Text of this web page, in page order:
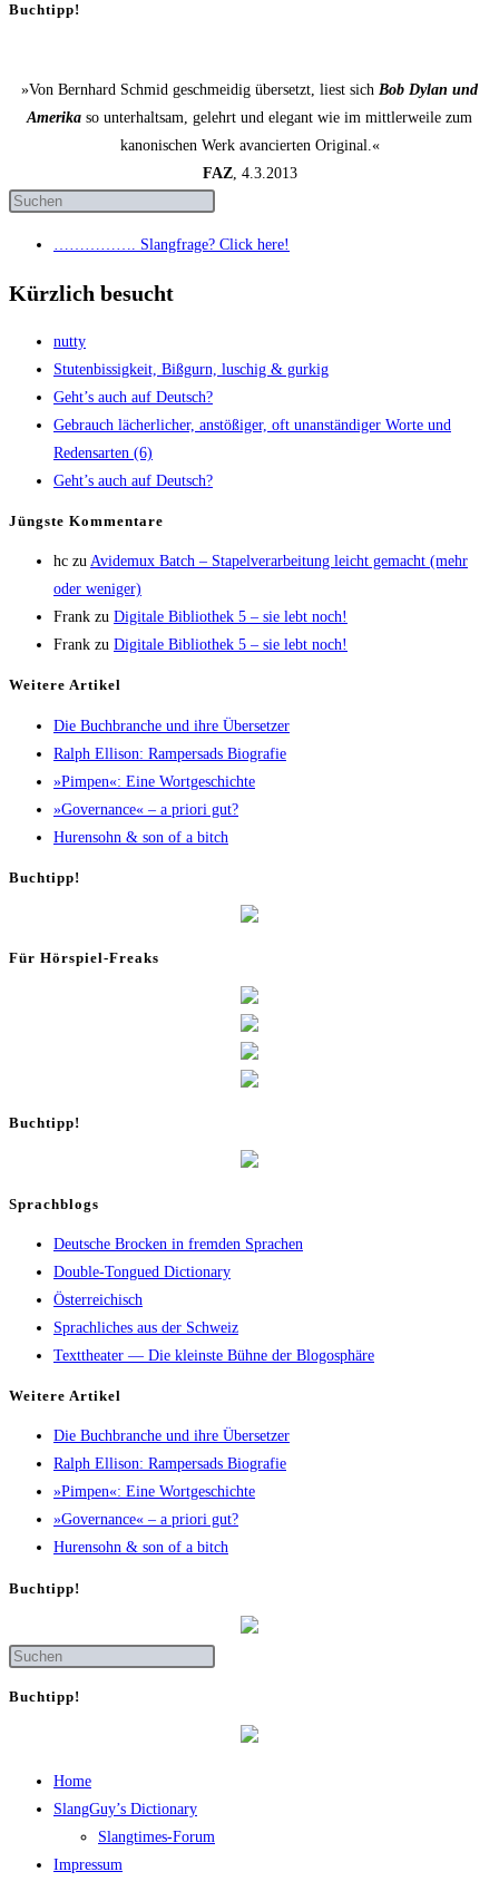
Buchtipp!
»Von Bernhard Schmid geschmeidig übersetzt, liest sich Bob Dylan und
Amerika so unterhaltsam, gelehrt und elegant wie im mittlerweile zum
kanonischen Werk avancierten Original.«
FAZ, 4.3.2013
……………. Slang­fra­ge? Click here!
Kürzlich besucht
nut­ty
Stu­ten­bis­sig­keit, Biß­gurn, luschig & gurkig
Geht’s auch auf Deutsch?
Gebrauch lächer­li­cher, anstö­ßi­ger, oft unan­stän­di­ger Wor­te und
Redens­ar­ten (6)
Geht’s auch auf Deutsch?
Jüngs­te Kommentare
hc zu Avi­de­mux Batch – Sta­pel­ver­ar­bei­tung leicht gemacht (mehr
oder weniger)
Frank zu Digi­ta­le Biblio­thek 5 – sie lebt noch!
Frank zu Digi­ta­le Biblio­thek 5 – sie lebt noch!
Wei­te­re Artikel
Die Buch­bran­che und ihre Übersetzer
Ralph Elli­son: Ram­pers­ads Biografie
»Pim­pen«: Eine Wortgeschichte
»Gover­nan­ce« – a prio­ri gut?
Huren­sohn & son of a bitch
Buch­tipp!
Für Hör­spiel-Freaks
Buch­tipp!
Sprachblogs
Deutsche Brocken in fremden Sprachen
Double-Tongued Dictionary
Österreichisch
Sprachliches aus der Schweiz
Texttheater — Die kleinste Bühne der Blogosphäre
Wei­te­re Artikel
Die Buch­bran­che und ihre Übersetzer
Ralph Elli­son: Ram­pers­ads Biografie
»Pim­pen«: Eine Wortgeschichte
»Gover­nan­ce« – a prio­ri gut?
Huren­sohn & son of a bitch
Buch­tipp!
Buch­tipp!
Home
SlangGuy’s Dic­tion­a­ry
Slang­times-Forum
Impres­sum